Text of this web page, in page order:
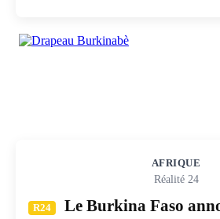
AFRIQUE
Réalité 24
R24
Le Burkina Faso